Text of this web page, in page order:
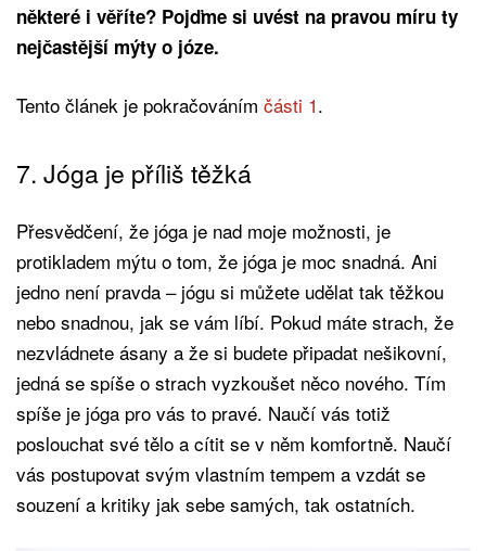
některé i věříte? Pojďme si uvést na pravou míru ty
nejčastější mýty o józe.
Tento článek je pokračováním části 1.
7. Jóga je příliš těžká
Přesvědčení, že jóga je nad moje možnosti, je
protikladem mýtu o tom, že jóga je moc snadná. Ani
jedno není pravda – jógu si můžete udělat tak těžkou
nebo snadnou, jak se vám líbí. Pokud máte strach, že
nezvládnete ásany a že si budete připadat nešikovní,
jedná se spíše o strach vyzkoušet něco nového. Tím
spíše je jóga pro vás to pravé. Naučí vás totiž
poslouchat své tělo a cítit se v něm komfortně. Naučí
vás postupovat svým vlastním tempem a vzdát se
souzení a kritiky jak sebe samých, tak ostatních.